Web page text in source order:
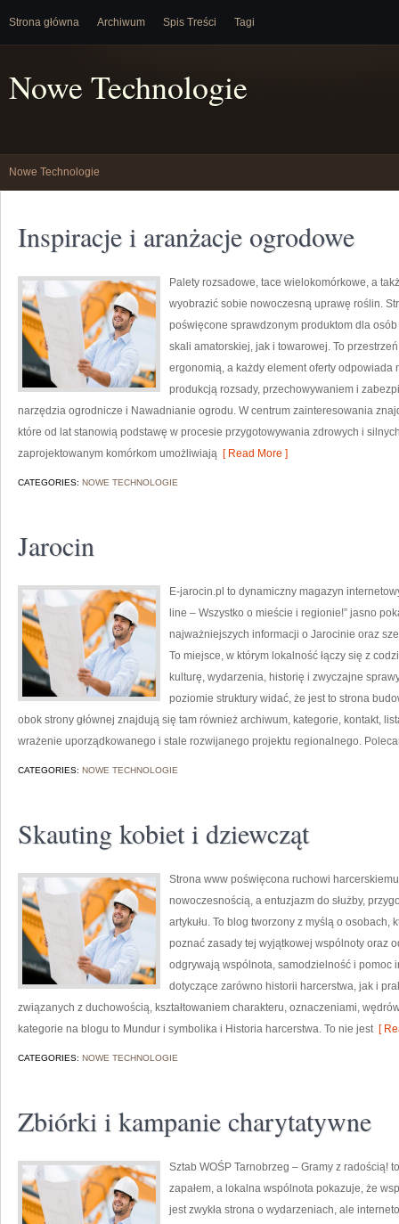
Strona główna Archiwum Spis Treści Tagi
Nowe Technologie
Nowe Technologie
Inspiracje i aranżacje ogrodowe
Palety rozsadowe, tace wielokomórkowe, a
wyobrazić sobie nowoczesną uprawę roślin.
poświęcone sprawdzonym produktom dla
skali amatorskiej, jak i towarowej. To
ergonomią, a każdy element oferty
produkcją rozsady, przechowywaniem i
narzędzia ogrodnicze i Nawadnianie ogrodu. W centrum zainteresowania
które od lat stanowią podstawę w procesie przygotowywania zdrowych i
zaprojektowanym komórkom umożliwiają [ Read More ]
CATEGORIES: NOWE TECHNOLOGIE
Jarocin
E-jarocin.pl to dynamiczny magazyn
line – Wszystko o mieście i regionie!” jasno
najważniejszych informacji o Jarocinie oraz
To miejsce, w którym lokalność łączy się z
kulturę, wydarzenia, historię i zwyczajne
poziomie struktury widać, że jest to strona
obok strony głównej znajdują się tam również archiwum, kategorie, kontakt,
wrażenie uporządkowanego i stale rozwijanego projektu regionalnego.
CATEGORIES: NOWE TECHNOLOGIE
Skauting kobiet i dziewcząt
Strona www poświęcona ruchowi
nowoczesnością, a entuzjazm do służby,
artykułu. To blog tworzony z myślą o
poznać zasady tej wyjątkowej wspólnoty oraz
odgrywają wspólnota, samodzielność i pomoc
dotyczące zarówno historii harcerstwa, jak i
związanych z duchowością, kształtowaniem charakteru, oznaczeniami,
kategorie na blogu to Mundur i symbolika i Historia harcerstwa. To nie jest[
CATEGORIES: NOWE TECHNOLOGIE
Zbiórki i kampanie charytatywne
Sztab WOŚP Tarnobrzeg – Gramy z radością!
zapałem, a lokalna wspólnota pokazuje, że
jest zwykła strona o wydarzeniach, ale